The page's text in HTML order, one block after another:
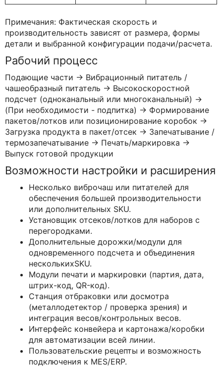
Примечания: Фактическая скорость и
производительность зависят от размера, формы
детали и выбранной конфигурации подачи/расчета.
Рабочий процесс
Подающие части → Вибрационный питатель /
чашеобразный питатель → Высокоскоростной
подсчет (одноканальный или многоканальный) →
(При необходимости - подпитка) → Формирование
пакетов/лотков или позиционирование коробок →
Загрузка продукта в пакет/отсек → Запечатывание /
термозапечатывание → Печать/маркировка →
Выпуск готовой продукции
Возможности настройки и расширения
Несколько виброчаш или питателей для
обеспечения большей производительности
или дополнительных SKU.
Установщик отсеков/лотков для наборов с
перегородками.
Дополнительные дорожки/модули для
одновременного подсчета и объединения
несколькихSKU.
Модули печати и маркировки (партия, дата,
штрих-код, QR-код).
Станция отбраковки или досмотра
(металлодетектор / проверка зрения) и
интеграция весов/контрольных весов.
Интерфейс конвейера и картонажа/коробки
для автоматизации всей линии.
Пользовательские рецепты и возможность
подключения к MES/ERP.